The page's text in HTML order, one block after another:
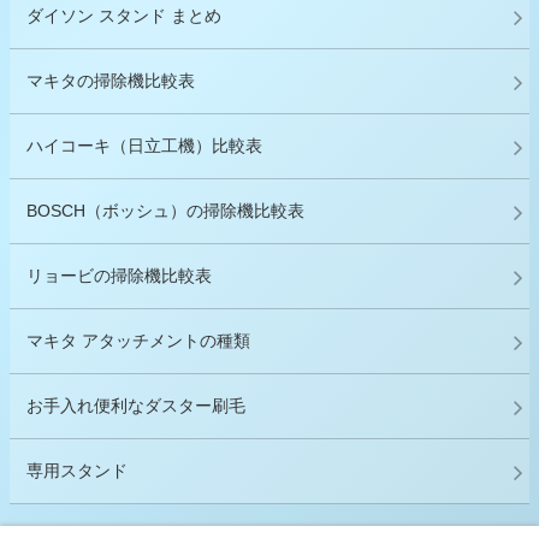
ダイソン スタンド まとめ
マキタの掃除機比較表
ハイコーキ（日立工機）比較表
BOSCH（ボッシュ）の掃除機比較表
リョービの掃除機比較表
マキタ アタッチメントの種類
お手入れ便利なダスター刷毛
専用スタンド